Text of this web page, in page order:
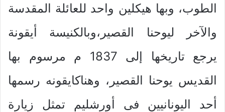
الطوب، وبها هيكلين واحد للعائلة المقدسة
والآخر ليوحنا القصير،وبالكنيسة أيقونة
يرجع تاريخها إلى 1837 م مرسوم بها
القديس يوحنا القصير، وهناكايقونه رسمها
أحد اليونانيين فى أورشليم تمثل زيارة